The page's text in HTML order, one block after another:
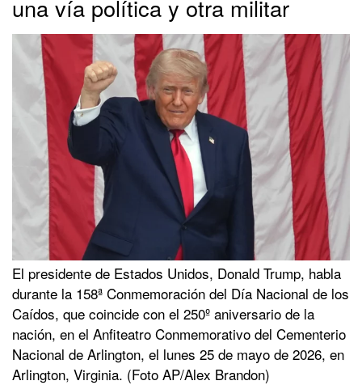
una vía política y otra militar
El presidente de Estados Unidos, Donald Trump, habla
durante la 158ª Conmemoración del Día Nacional de los
Caídos, que coincide con el 250º aniversario de la
nación, en el Anfiteatro Conmemorativo del Cementerio
Nacional de Arlington, el lunes 25 de mayo de 2026, en
Arlington, Virginia. (Foto AP/Alex Brandon)